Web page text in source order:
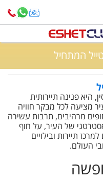
המתחיל
היא פנינה תיירותית
מציעה לכל מבקר חוויה
מרהיבים, תרבות עשירה
של העיר, על חוף
תיירות ובילויים
העולם.